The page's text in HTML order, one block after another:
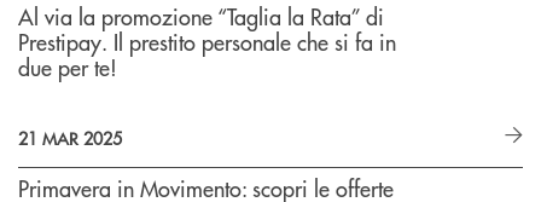
Al via la promozione “Taglia la Rata” di
Prestipay. Il prestito personale che si fa in
due per te!
21 MAR 2025
Primavera in Movimento: scopri le offerte